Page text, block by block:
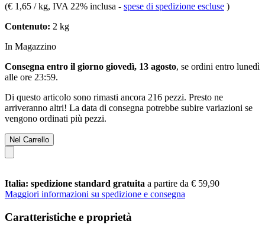
(€ 1,65 / kg, IVA 22% inclusa - spese di spedizione escluse )
Contenuto: 2 kg
In Magazzino
Consegna entro il giorno giovedì, 13 agosto, se ordini entro lunedì
alle ore 23:59.
Di questo articolo sono rimasti ancora 216 pezzi. Presto ne
arriveranno altri! La data di consegna potrebbe subire variazioni se
vengono ordinati più pezzi.
Nel Carrello
Italia: spedizione standard gratuita a partire da € 59,90
Maggiori informazioni su spedizione e consegna
Caratteristiche e proprietà